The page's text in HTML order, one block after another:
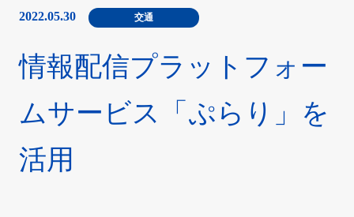
お問い合わせ
© 2018 Oriental Consultants Holdings Co., Ltd. All Rights Reserved.
2022.05.30 交通
情報配信プラットフォー
ムサービス「ぷらり」を
活用